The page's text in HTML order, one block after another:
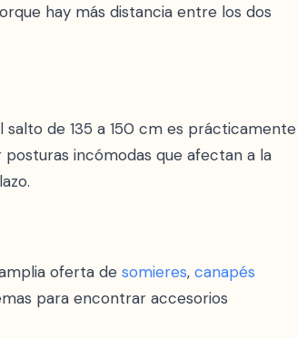
hay más distancia entre los dos
salto de 135 a 150 cm es prácticamente
incómodas que afectan a la
oferta de somieres, canapés
para encontrar accesorios